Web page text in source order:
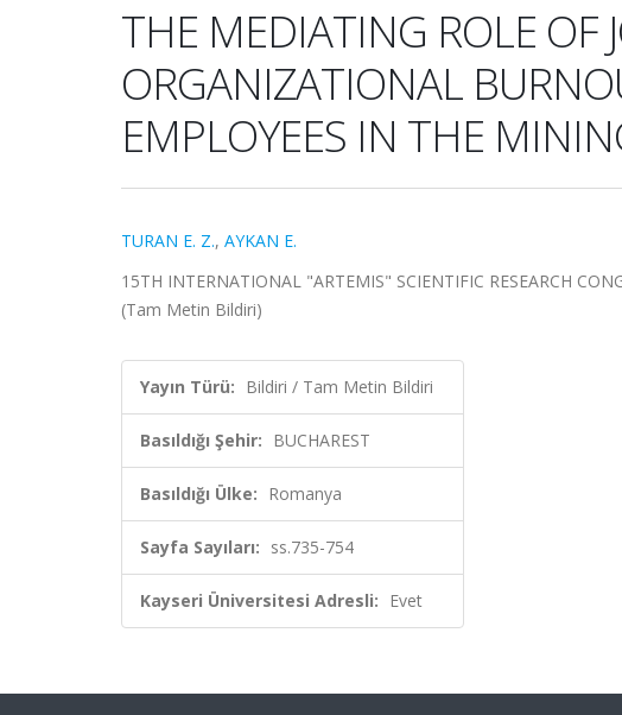
THE MEDIATING ROLE OF
ORGANIZATIONAL
EMPLOYEES IN THE
TURAN E. Z., AYKAN E.
15TH INTERNATIONAL "ARTEMIS" SCIENTIFIC RESEARCH
(Tam Metin Bildiri)
Yayın Türü: Bildiri / Tam Metin Bildiri
Basıldığı Şehir: BUCHAREST
Basıldığı Ülke: Romanya
Sayfa Sayıları: ss.735-754
Kayseri Üniversitesi Adresli: Evet